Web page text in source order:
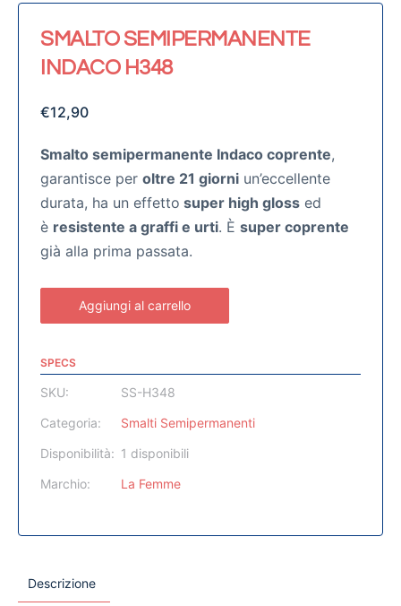
SMALTO SEMIPERMANENTE
INDACO H348
€12,90
Smalto semipermanente Indaco coprente,
garantisce per oltre 21 giorni un’eccellente
durata, ha un effetto super high gloss ed
è resistente a graffi e urti. È super coprente
già alla prima passata.
Aggiungi al carrello
SPECS
SKU:
SS-H348
Categoria:
Smalti Semipermanenti
Disponibilità: 1 disponibili
Marchio:
La Femme
Descrizione